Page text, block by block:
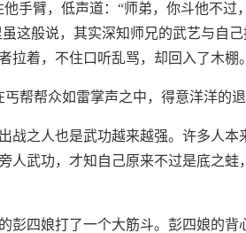
手臂，低声道：“师弟，你斗他不过
这般说，其实深知师兄的武艺与自
着，不住口听乱骂，却回入了木棚。
帮帮众如雷掌声之中，得意洋洋的退
战之人也是武功越来越强。许多人本
人武功，才知自己原来不过是底之蛙
彭四娘打了一个大筋斗。彭四娘的背